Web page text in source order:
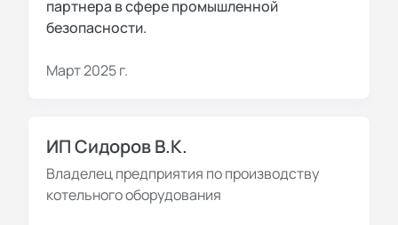
партнера в сфере промышленной
безопасности.
Март 2025 г.
ИП Сидоров В.К.
Владелец предприятия по производству
котельного оборудования